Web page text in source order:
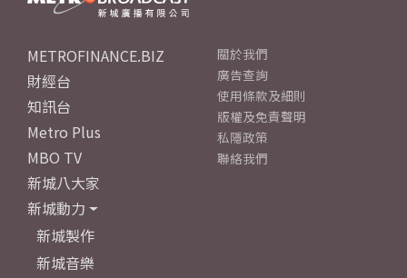
METROFINANCE.BIZ
財經台
知訊台
Metro Plus
MBO TV
新城八大家
新城動力
新城製作
新城音樂
關於我們
廣告查詢
使用條款及細則
版權及免責聲明
私隱政策
聯絡我們